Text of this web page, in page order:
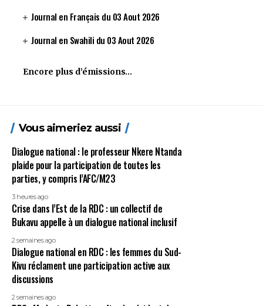
Journal en Français du 03 Aout 2026
Journal en Swahili du 03 Aout 2026
Encore plus d’émissions…
Vous aimeriez aussi
Dialogue national : le professeur Nkere Ntanda
plaide pour la participation de toutes les
parties, y compris l’AFC/M23
3 heures ago
Crise dans l’Est de la RDC : un collectif de
Bukavu appelle à un dialogue national inclusif
2 semaines ago
Dialogue national en RDC : les femmes du Sud-
Kivu réclament une participation active aux
discussions
2 semaines ago